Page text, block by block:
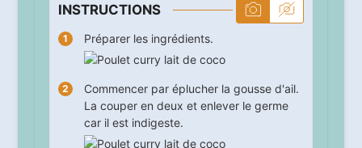
INSTRUCTIONS
Préparer les ingrédients.
Commencer par éplucher la gousse d'ail.
La couper en deux et enlever le germe
car il est indigeste.